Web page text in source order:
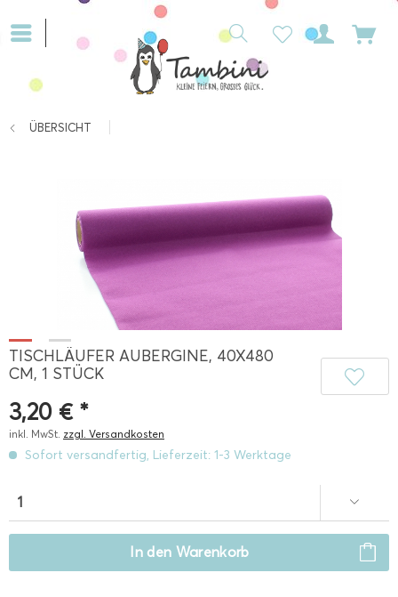
ÜBERSICHT
TISCHLÄUFER AUBERGINE, 40X480
CM, 1 STÜCK
3,20 € *
inkl. MwSt. zzgl. Versandkosten
Sofort versandfertig, Lieferzeit: 1-3 Werktage
In den Warenkorb